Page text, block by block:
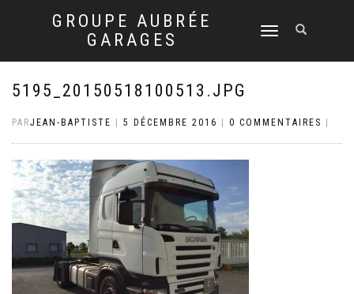
GROUPE AUBRÉE
GARAGES
DÉPLIER
NAVIGATION
5195_20150518100513.JPG
PARJEAN-BAPTISTE 5 DÉCEMBRE 2016 0 COMMENTAIRES